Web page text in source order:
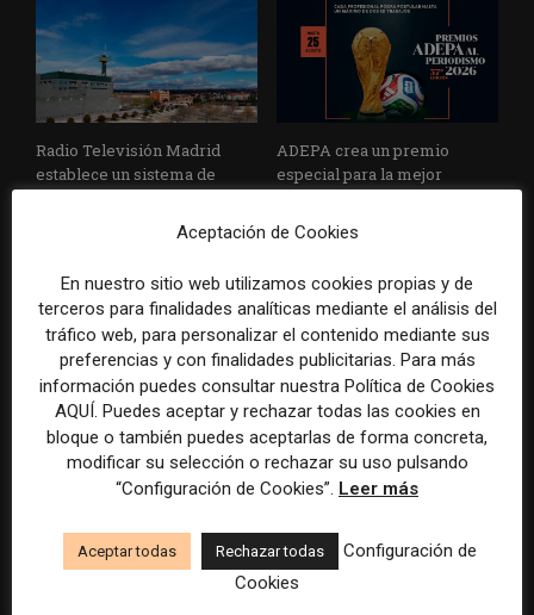
Radio Televisión Madrid
establece un sistema de
inteligencia artificial
ADEPA crea un premio
especial para la mejor
Mundial 2026
DEJA UNA RESPUESTA
Aceptación de Cookies
En nuestro sitio web utilizamos cookies propias y de
terceros para finalidades analíticas mediante el análisis del
tráfico web, para personalizar el contenido mediante sus
preferencias y con finalidades publicitarias. Para más
información puedes consultar nuestra Política de Cookies
AQUÍ. Puedes aceptar y rechazar todas las cookies en
bloque o también puedes aceptarlas de forma concreta,
modificar su selección o rechazar su uso pulsando
“Configuración de Cookies”. Leer más
Aceptar todas Rechazar todas
Configuración de
Cookies